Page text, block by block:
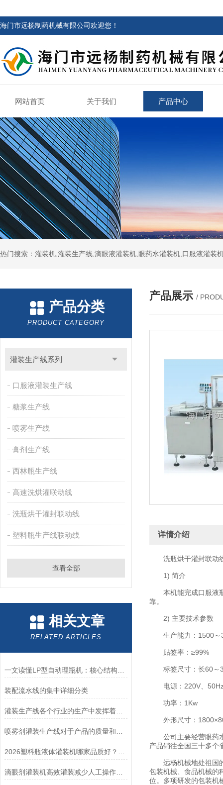
海门市远杨制药机械有限公司欢迎您！
网站首页 关于我们 产品中心
热门搜索：灌装机,灌装生产线,滴眼液灌装机,眼药水灌装机,口服液灌装
产品分类
PRODUCT CATEGORY
灌装生产线系列
口服液灌装生产线
糖浆生产线
喷雾生产线
膏剂生产线
西林瓶生产线
高速洗烘灌联动线
洗瓶烘干灌封联动线
塑料瓶生产线联动线
查看全部
相关文章
RELATED ARTICLES
装配流水线的集中详细分类
滴眼剂灌装机高效灌装减少人工操作的时间和劳动强度
产品展示 /
详情介绍
洗瓶烘干灌封联动
1) 简介
本机能完成口服液瓶
靠。
2) 主要技术参数
生产能力：1500～
贴签率：≥99%
标签尺寸：长60～
电源：220V、
功率：1Kw
外形尺寸：
公司主要经营眼药水
产品销往全国三十多个
远杨机械地处祖国的
包装机械、食品机械的
位。多项研发的包装机